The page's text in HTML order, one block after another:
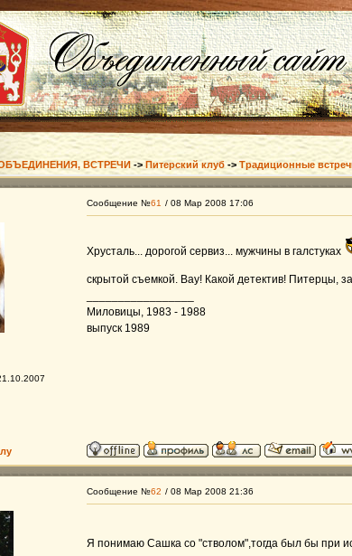
ВСТРЕЧИ -> Питерский клуб ->Традиционные
Сообщение №61 / 08 Мар 2008 17:06
Хрусталь... дорогой сервиз... мужчины в галстуках
скрытой съемкой. Вау! Какой детектив! Питерцы,
Миловицы, 1983 - 1988
выпуск 1989
Сообщение №62 / 08 Мар 2008 21:36
Я понимаю Сашка со "стволом",тогда был бы при